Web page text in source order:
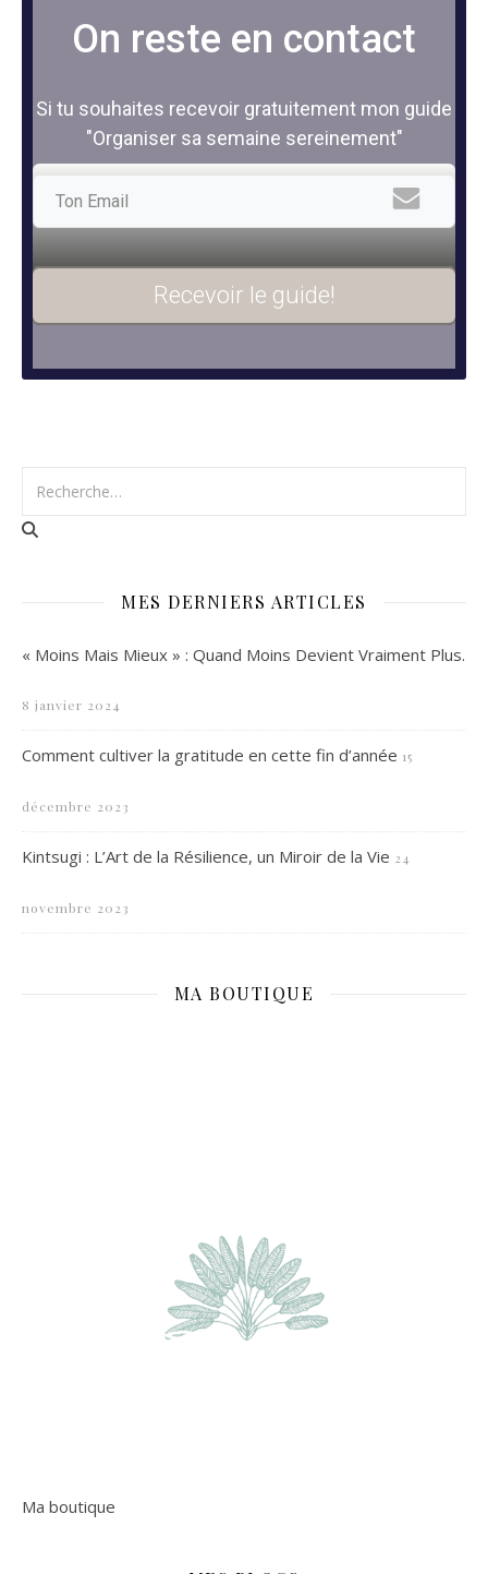
On reste en contact
Si tu souhaites recevoir gratuitement mon guide
"Organiser sa semaine sereinement"
Recevoir le guide!
MES DERNIERS ARTICLES
« Moins Mais Mieux » : Quand Moins Devient Vraiment Plus.
8 janvier 2024
Comment cultiver la gratitude en cette fin d’année 15
décembre 2023
Kintsugi : L’Art de la Résilience, un Miroir de la Vie 24
novembre 2023
MA BOUTIQUE
Ma boutique